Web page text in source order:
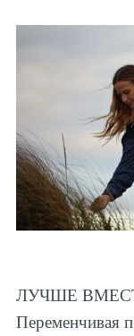
ЛУЧШЕ
Переменчивая